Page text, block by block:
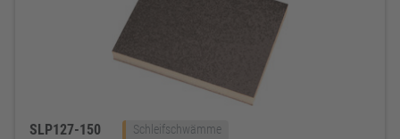
SLP127-150 Schleifschwämme